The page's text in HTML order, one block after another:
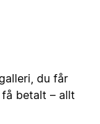
du får
betalt – allt